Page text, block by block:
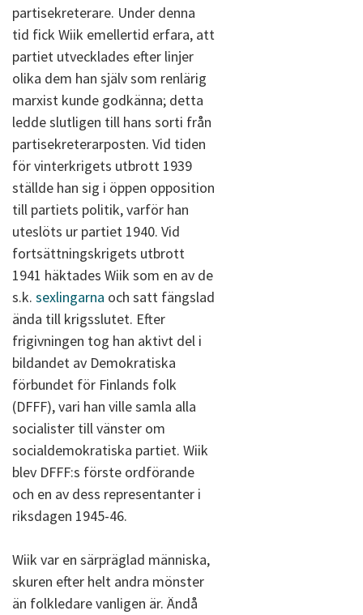
partisekreterare. Under denna
tid fick Wiik emellertid erfara, att
partiet utvecklades efter linjer
olika dem han själv som renlärig
marxist kunde godkänna; detta
ledde slutligen till hans sorti från
partisekreterarposten. Vid tiden
för vinterkrigets utbrott 1939
ställde han sig i öppen opposition
till partiets politik, varför han
uteslöts ur partiet 1940. Vid
fortsättningskrigets utbrott
1941 häktades Wiik som en av de
s.k. sexlingarna och satt fängslad
ända till krigsslutet. Efter
frigivningen tog han aktivt del i
bildandet av Demokratiska
förbundet för Finlands folk
(DFFF), vari han ville samla alla
socialister till vänster om
socialdemokratiska partiet. Wiik
blev DFFF:s förste ordförande
och en av dess representanter i
riksdagen 1945-46.
Wiik var en särpräglad människa,
skuren efter helt andra mönster
än folkledare vanligen är. Ändå